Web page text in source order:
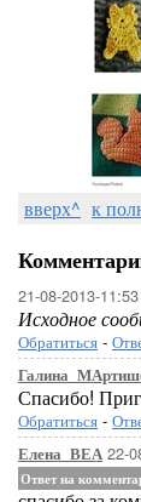
вверх^ к
21-08-2013-11:53
Исходное
Обратиться -
Спасибо!
Обратиться -
Елена_ВЕА 22-
Ответ на